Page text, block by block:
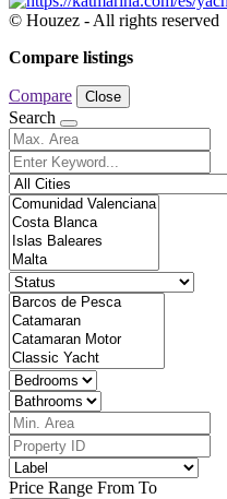
© Houzez - All rights reserved
Compare listings
Compare Close
Search
Price Range From To